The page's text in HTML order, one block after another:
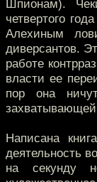
Шпионам).
четвертого
Алехиным
диверсантов.
работе
власти ее
пор она
Написана
деятельность
на секунду